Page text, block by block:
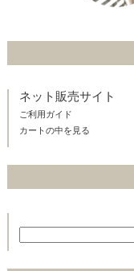
ネット販売サイト
ご利用ガイド
カートの中を見る